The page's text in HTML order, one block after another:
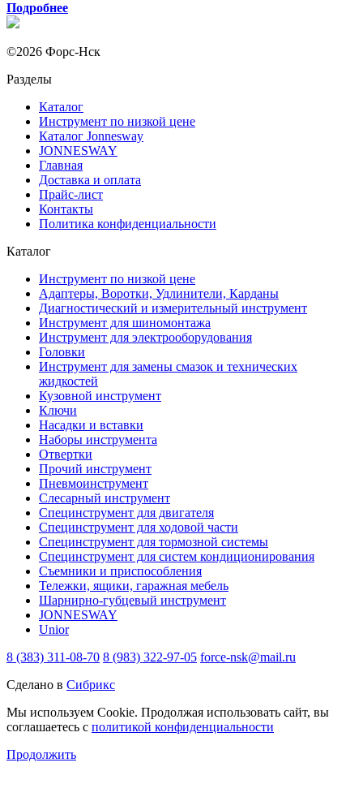
Подробнее
©2026 Форс-Нск
Разделы
Каталог
Инструмент по низкой цене
Каталог Jonnesway
JONNESWAY
Главная
Доставка и оплата
Прайс-лист
Контакты
Политика конфиденциальности
Каталог
Инструмент по низкой цене
Адаптеры, Воротки, Удлинители, Карданы
Диагностический и измерительный инструмент
Инструмент для шиномонтажа
Инструмент для электрооборудования
Головки
Инструмент для замены смазок и технических
жидкостей
Кузовной инструмент
Ключи
Насадки и вставки
Наборы инструмента
Отвертки
Прочий инструмент
Пневмоинструмент
Слесарный инструмент
Специнструмент для двигателя
Специнструмент для ходовой части
Специнструмент для тормозной системы
Специнструмент для систем кондиционирования
Съемники и приспособления
Тележки, ящики, гаражная мебель
Шарнирно-губцевый инструмент
JONNESWAY
Unior
8 (383) 311-08-70 8 (983) 322-97-05 force-nsk@mail.ru
Сделано в Сибрикс
Мы используем Cookie. Продолжая использовать сайт, вы
соглашаетесь с политикой конфиденциальности
Продолжить